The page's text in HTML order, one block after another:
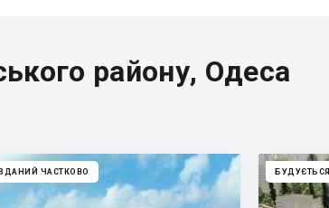
району, Одеса
ЧАСТКОВО БУДУЄТЬСЯ